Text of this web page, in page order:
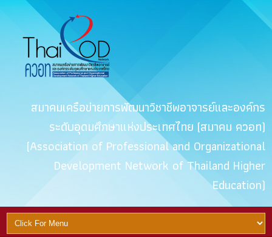
สมาคมเครือข่ายการพัฒนาวิชาชีพอาจารย์และองค์กร
ระดับอุดมศึกษาแห่งประเทศไทย (สมาคม ควอท)
(Association of Professional and Organizational
Development Network of Thailand Higher
Education)